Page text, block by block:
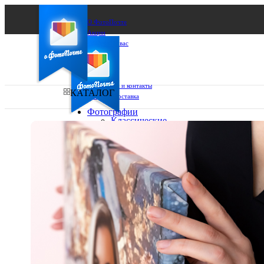
О ФотоПочте
Акции
Сделаем за вас
Бизнесу
FAQ
Франшиза
Поддержка и контакты
Оплата и доставка
Ваш город:
Ваш регион доставки
Выберите из списка:
КАТАЛОГ
Фотографии
Классические
10х15
13х18
15х15
15х20
20х20
20х30
30х30
30х40
А4
Фото
в